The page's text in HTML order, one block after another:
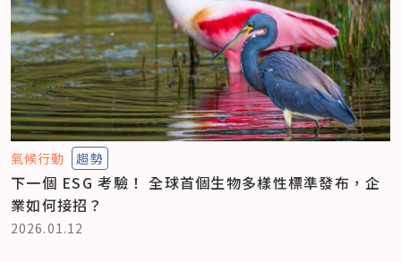
氣候行動 趨勢
下一個 ESG 考驗！ 全球首個生物多樣性標準發布，企
業如何接招？
2026.01.12